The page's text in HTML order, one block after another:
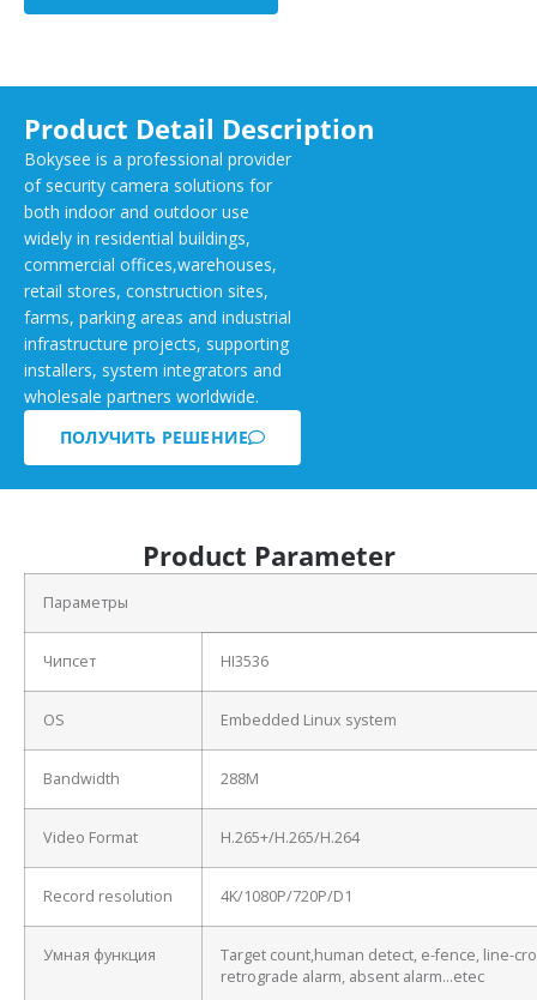
Product Detail Description
Bokysee is a professional provider
of security camera solutions for
both indoor and outdoor use
widely in residential buildings,
commercial offices,warehouses,
retail stores, construction sites,
farms, parking areas and industrial
infrastructure projects, supporting
installers, system integrators and
wholesale partners worldwide.
ПОЛУЧИТЬ РЕШЕНИЕ
Product Parameter
Параметры
Чипсет HI3536
OS Embedded Linux system
Bandwidth 288M
Video Format H.265+/H.265/H.264
Record resolution 4K/1080P/720P/D1
Умная функция
Target count,human detect, e-fence, line-
retrograde alarm, absent alarm…etec